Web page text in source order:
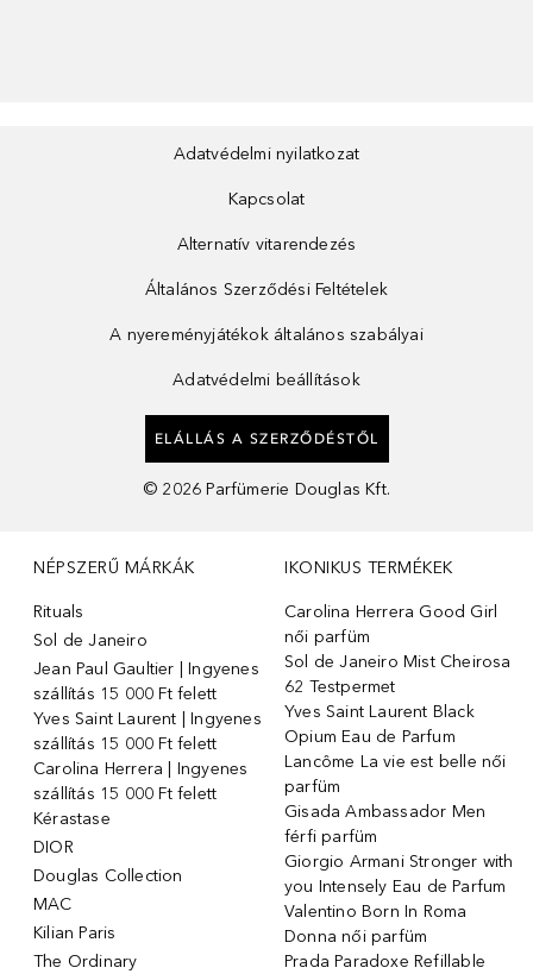
Adatvédelmi nyilatkozat
Kapcsolat
Alternatív vitarendezés
Általános Szerződési Feltételek
A nyereményjátékok általános szabályai
Adatvédelmi beállítások
ELÁLLÁS A SZERZŐDÉSTŐL
© 2026 Parfümerie Douglas Kft.
NÉPSZERŰ MÁRKÁK
Rituals
Sol de Janeiro
Jean Paul Gaultier | Ingyenes
szállítás 15 000 Ft felett
Yves Saint Laurent | Ingyenes
szállítás 15 000 Ft felett
Carolina Herrera | Ingyenes
szállítás 15 000 Ft felett
Kérastase
DIOR
Douglas Collection
MAC
Kilian Paris
The Ordinary
IKONIKUS TERMÉKEK
Carolina Herrera Good Girl
női parfüm
Sol de Janeiro Mist Cheirosa
62 Testpermet
Yves Saint Laurent Black
Opium Eau de Parfum
Lancôme La vie est belle női
parfüm
Gisada Ambassador Men
férfi parfüm
Giorgio Armani Stronger with
you Intensely Eau de Parfum
Valentino Born In Roma
Donna női parfüm
Prada Paradoxe Refillable